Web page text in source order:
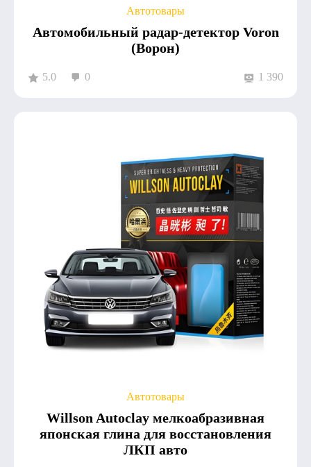
Автотовары
Автомобильный радар-детектор Voron
(Ворон)
5.0 0 1 390
Автотовары
Willson Autoclay мелкоабразивная
японская глина для восстановления
ЛКП авто